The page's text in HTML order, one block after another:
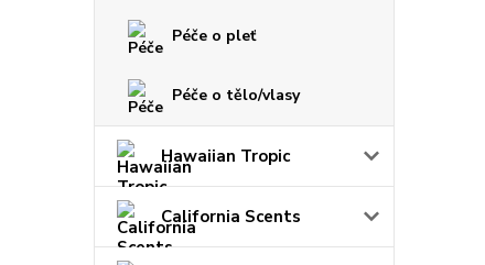
Péče o pleť
Péče o tělo/vlasy
Hawaiian Tropic
California Scents